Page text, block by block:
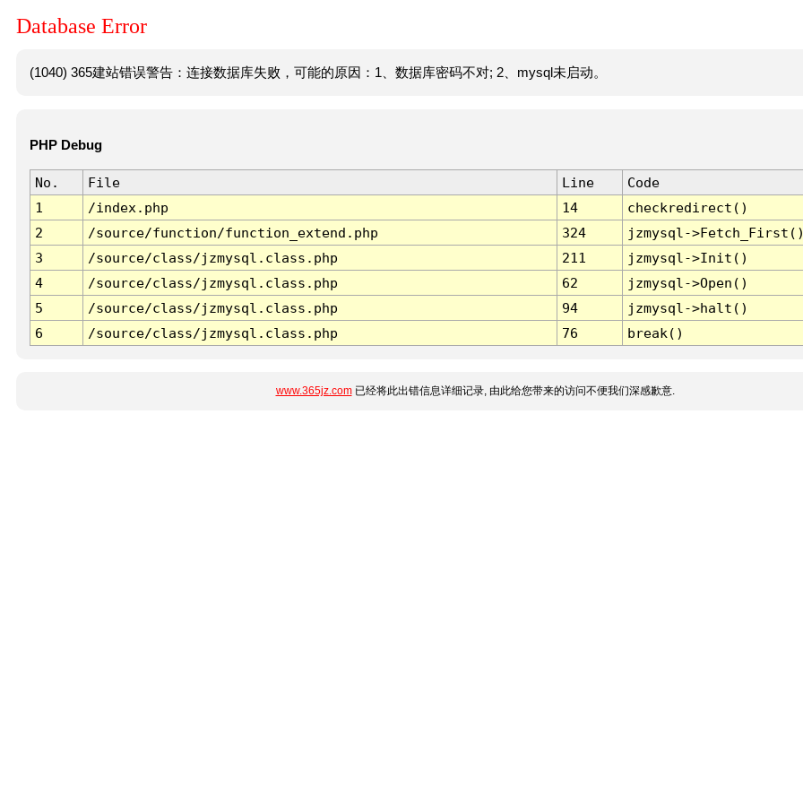
Database Error
(1040) 365建站错误警告：连接数据库失败，可能的原因：1、数据库密码不对; 2、mysql未启动。
PHP Debug
No. File Line
Code
1
/index.php 14
checkredirect()
2
/source/function/function_extend.php 324
jzmysql-
3
/source/class/jzmysql.class.php 211
jzmysql->Init()
4
/source/class/jzmysql.class.php 62
jzmysql->Open()
5
/source/class/jzmysql.class.php 94
jzmysql->halt()
6
/source/class/jzmysql.class.php 76 break()
www.365jz.com已经将此出错信息详细记录, 由此给您带来的访问不便我们深感歉意.